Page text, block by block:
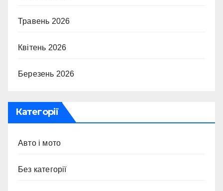
Травень 2026
Квітень 2026
Березень 2026
Категорії
Авто і мото
Без категорії